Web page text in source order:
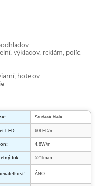
výkladov, reklám, políc,
hotelov
Studená biela
LED: 60LED/m
4,8W/m
tok: 521lm/m
ÁNO